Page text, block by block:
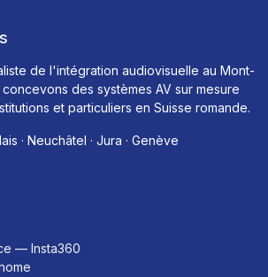
de l'intégration audiovisuelle au Mont-
des systèmes AV sur mesure
et particuliers en Suisse romande.
· Neuchâtel · Jura · Genève
— Insta360